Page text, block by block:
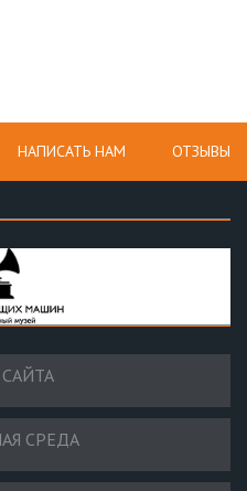
НАПИСАТЬ НАМ ОТЗЫВЫ
СРЕДА